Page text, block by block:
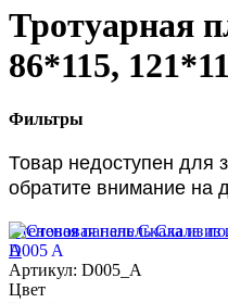
Тротуарная
86*115,
Фильтры
Товар недоступен для
обратите внимание на
Стеновая панель Скала из
A
Артикул: D005_A
Цвет